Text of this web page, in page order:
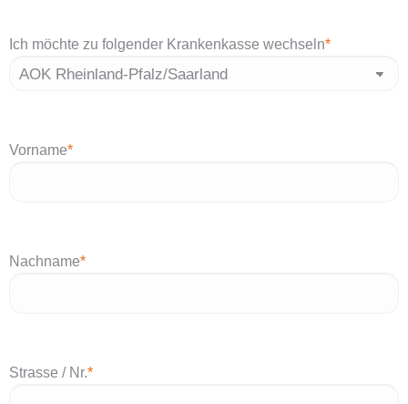
Ich möchte zu folgender Krankenkasse wechseln*
Vorname*
Nachname*
Strasse / Nr.*